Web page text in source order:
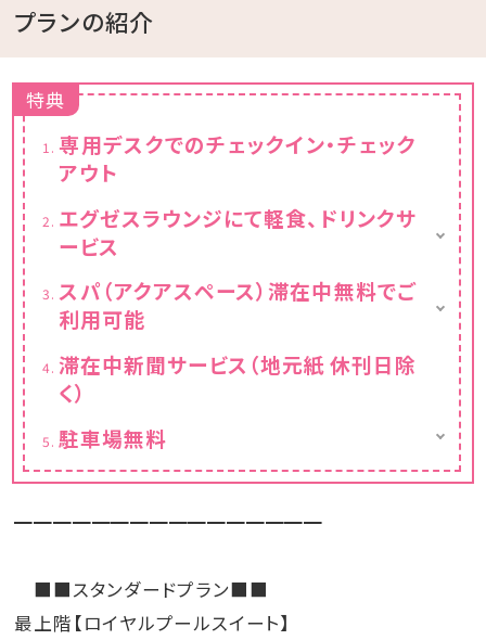
プランの紹介
特典
専用デスクでのチェックイン・チェック
アウト
エグゼスラウンジにて軽食、ドリンクサ
ービス
クラブフロアご利用のお客様は滞在中、軽食・
ドリンクのサービス（パン・ドライスナック・フル
スパ（アクアスペース）滞在中無料でご
利用可能
滞在中新聞サービス（地元紙 休刊日除
く）
駐車場無料
━━━━━━━━━━━━━━━━
■■スタンダードプラン■■
最上階【ロイヤルプールスイート】